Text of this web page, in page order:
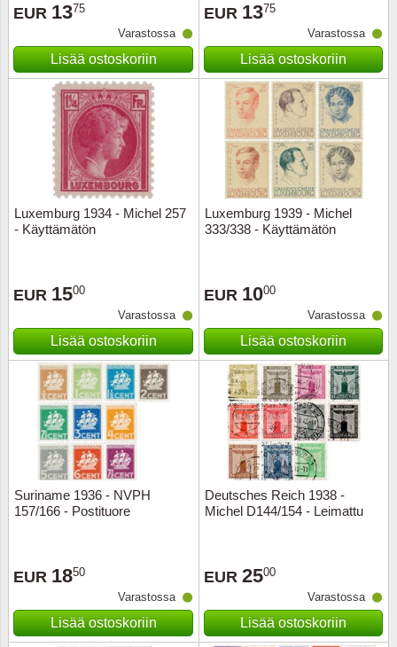
EUR 1375
Varastossa
Lisää ostoskoriin
EUR 1375
Varastossa
Lisää ostoskoriin
Luxemburg 1934 - Michel 257
- Käyttämätön
EUR 1500
Varastossa
Lisää ostoskoriin
Luxemburg 1939 - Michel
333/338 - Käyttämätön
EUR 1000
Varastossa
Lisää ostoskoriin
Suriname 1936 - NVPH
157/166 - Postituore
EUR 1850
Varastossa
Lisää ostoskoriin
Deutsches Reich 1938 -
Michel D144/154 - Leimattu
EUR 2500
Varastossa
Lisää ostoskoriin